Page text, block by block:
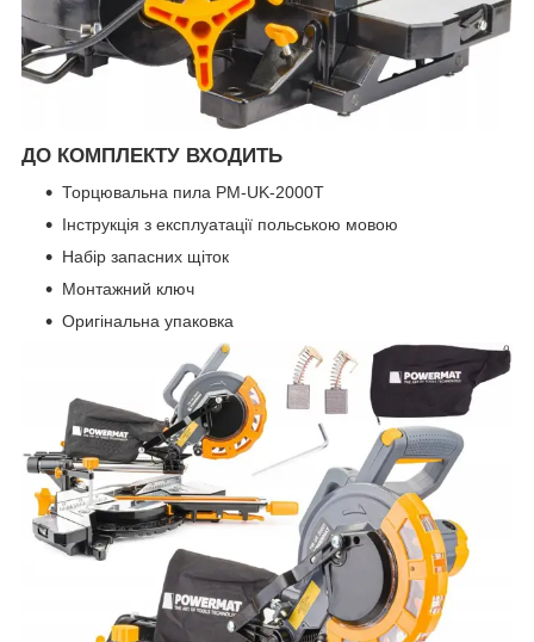
ДО КОМПЛЕКТУ ВХОДИТЬ
Торцювальна пила PM-UK-2000T
Інструкція з експлуатації польською мовою
Набір запасних щіток
Монтажний ключ
Оригінальна упаковка